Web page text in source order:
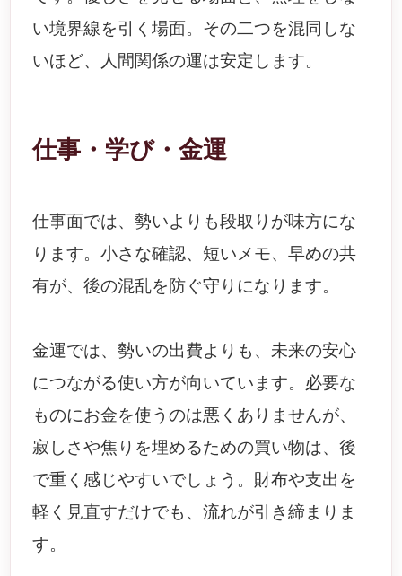
い境界線を引く場面。その二つを混同しな
いほど、人間関係の運は安定します。
仕事・学び・金運
仕事面では、勢いよりも段取りが味方にな
ります。小さな確認、短いメモ、早めの共
有が、後の混乱を防ぐ守りになります。
金運では、勢いの出費よりも、未来の安心
につながる使い方が向いています。必要な
ものにお金を使うのは悪くありませんが、
寂しさや焦りを埋めるための買い物は、後
で重く感じやすいでしょう。財布や支出を
軽く見直すだけでも、流れが引き締まりま
す。